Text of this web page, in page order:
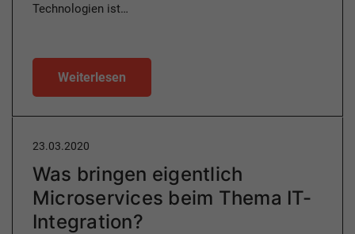
Technologien ist…
Weiterlesen
23.03.2020
Was bringen eigentlich
Microservices beim Thema IT-
Integration?